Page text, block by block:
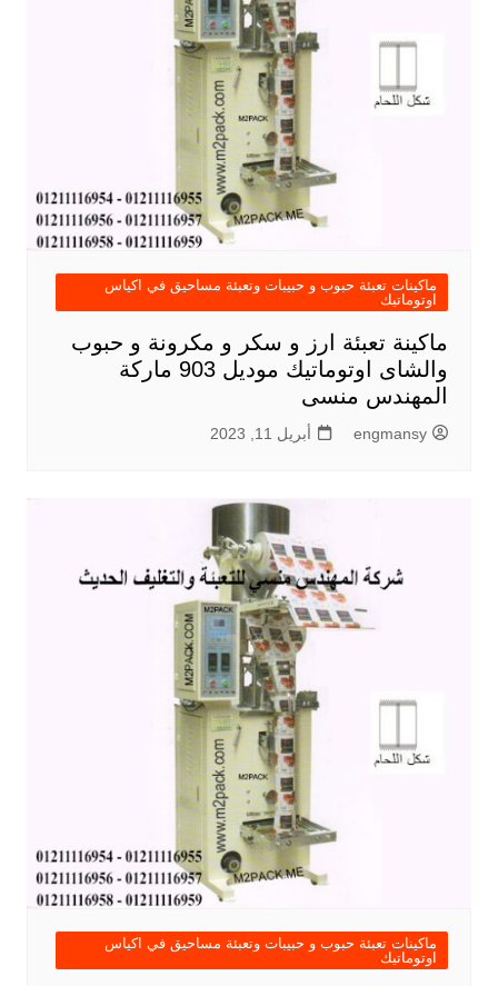
ماكينات تعبئة حبوب و حبيبات وتعبئة مساحيق في اكياس
اوتوماتيك
ماكينة تعبئة ارز و سكر و مكرونة و حبوب
والشاى اوتوماتيك موديل 903 ماركة
المهندس منسى
engmansy أبريل 11, 2023
ماكينات تعبئة حبوب و حبيبات وتعبئة مساحيق في اكياس
اوتوماتيك